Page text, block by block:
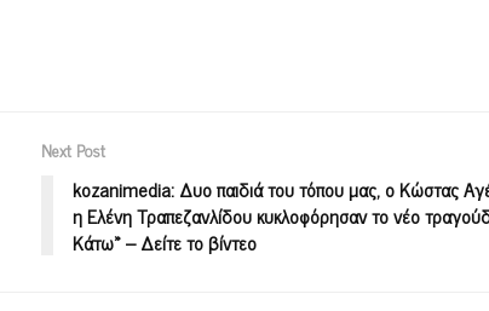
Next Post
kozanimedia: Δυο παιδιά του τόπου μας, ο Κώστας
η Ελένη Τραπεζανλίδου κυκλοφόρησαν το νέο
Κάτω» – Δείτε το βίντεο